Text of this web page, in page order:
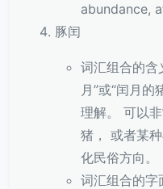
abundance,
豚闰
词汇组合的含
月”或“闰月
理解。 可以
猪， 或者某
化民俗方向。
词汇组合的字